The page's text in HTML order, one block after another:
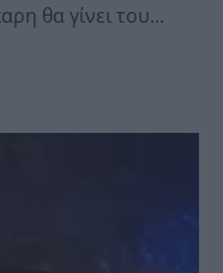
θα γίνει του...